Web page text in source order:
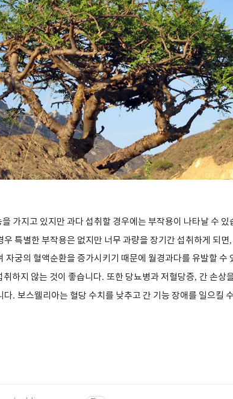
가지고 있지만 과다 섭취할 경우에는 부작용이 나타날 수 있
우 특별한 부작용은 없지만 너무 과량을 장기간 섭취하게 되면,
자궁의 혈액순환을 증가시키기 때문에 월경과다를 유발할 수
취하지 않는 것이 좋습니다. 또한 당뇨병과 저혈당증, 간 손상
다. 보스웰리아는 혈당 수치를 낮추고 간 기능 장애를 일으킬